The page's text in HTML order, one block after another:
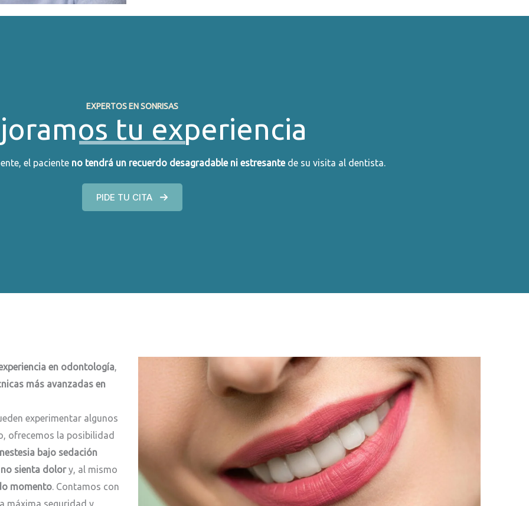
EXPERTOS EN SONRISAS
tu experiencia
el paciente no tendrá un recuerdo desagradable ni estresantede su visita al dentista.
PIDE TU CITA
en odontología,
más avanzadas en
experimentar algunos
ofrecemos la posibilidad
bajo sedación
no sienta dolory, al mismo
momento. Contamos con
máxima seguridad y